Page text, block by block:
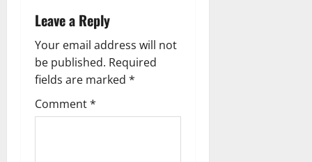
a
v
i
g
Leave a Reply
Your email address will not
be published. Required
fields are marked *
Comment*